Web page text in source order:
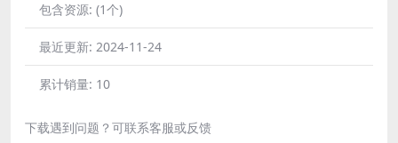
包含资源: (1个)
最近更新: 2024-11-24
累计销量: 10
下载遇到问题？可联系客服或反馈